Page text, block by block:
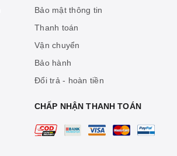
Bảo mật thông tin
Thanh toán
Vận chuyển
Bảo hành
Đổi trả - hoàn tiền
CHẤP NHẬN THANH TOÁN